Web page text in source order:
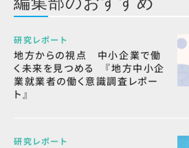
研究レポート
地方からの視点 中小企業で働
く未来を見つめる 『地方中小企
業就業者の働く意識調査レポー
ト』
研究レポート